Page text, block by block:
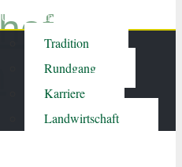
Unser Landgasthof
Tradition
Rundgang
Karriere
Landwirtschaft